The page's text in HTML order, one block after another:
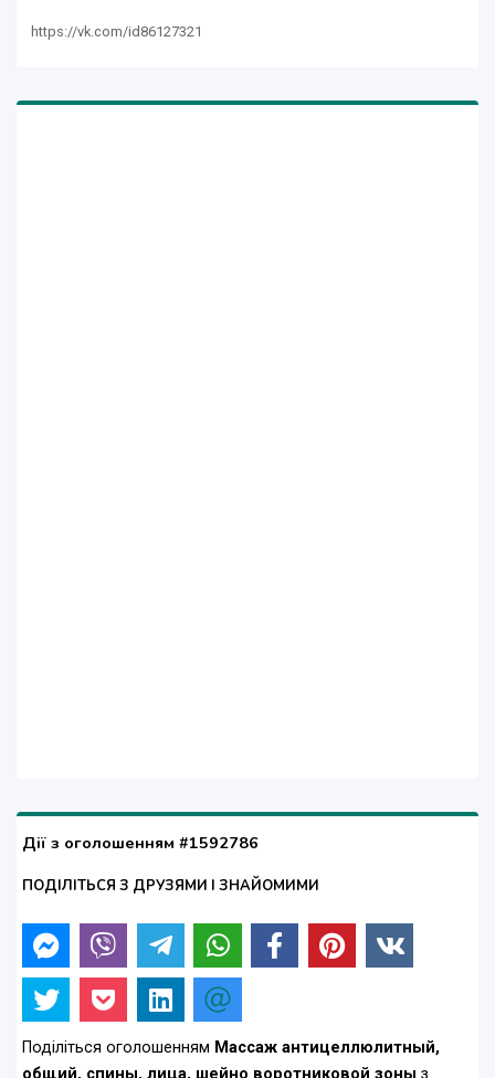
https://vk.com/id86127321
Дії з оголошенням #1592786
ПОДІЛІТЬСЯ З ДРУЗЯМИ І ЗНАЙОМИМИ
Поділіться оголошенням Массаж антицеллюлитный,